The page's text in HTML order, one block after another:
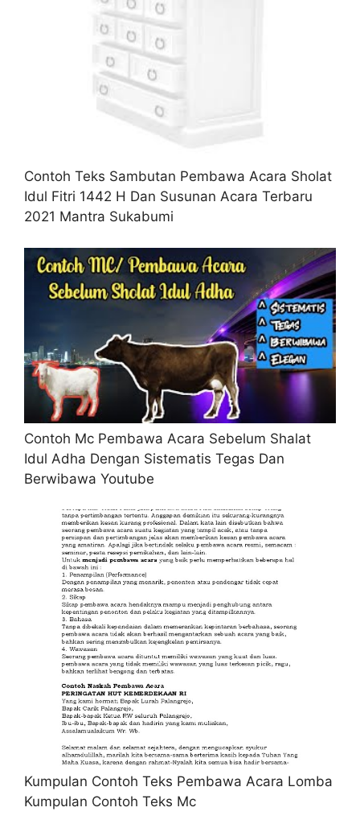
Contoh Teks Sambutan Pembawa Acara Sholat
Idul Fitri 1442 H Dan Susunan Acara Terbaru
2021 Mantra Sukabumi
Contoh Mc Pembawa Acara Sebelum Shalat
Idul Adha Dengan Sistematis Tegas Dan
Berwibawa Youtube
Kumpulan Contoh Teks Pembawa Acara Lomba
Kumpulan Contoh Teks Mc